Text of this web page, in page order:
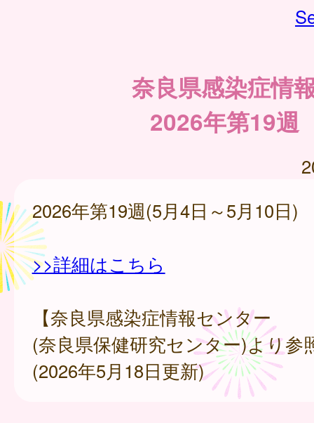
奈良県感染症情
2026年第19週
2026年第19週(5月4日～5月10日)
>>詳細はこちら
【奈良県感染症情報センター
(奈良県保健研究センター)より参
(2026年5月18日更新)